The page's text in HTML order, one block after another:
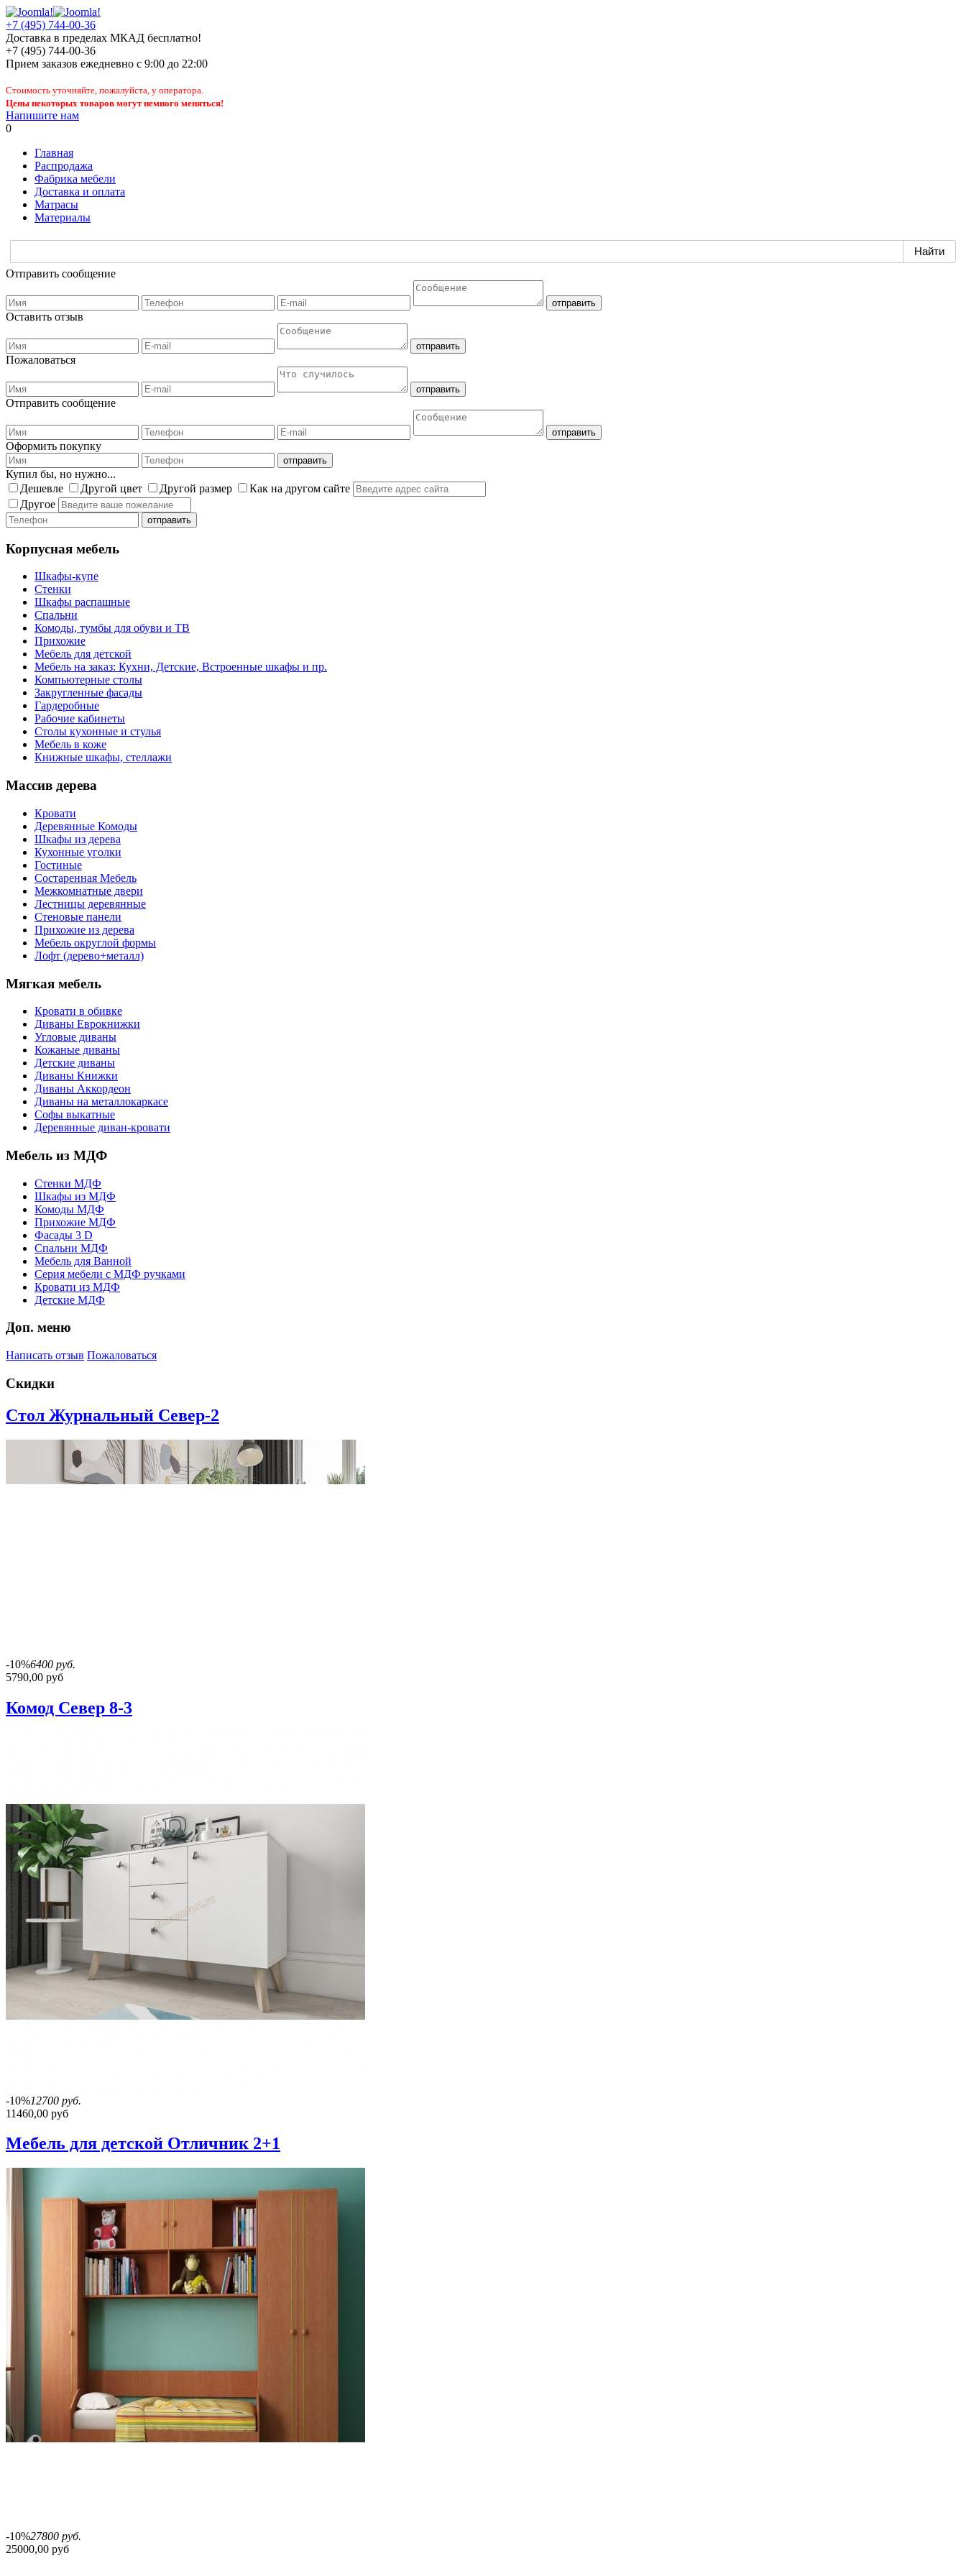
+7 (495) 744-00-36
Доставка в пределах МКАД бесплатно!
+7 (495) 744-00-36
Прием заказов ежедневно с 9:00 до 22:00
Стоимость уточняйте, пожалуйста, у оператора.
Цены некоторых товаров могут немного меняться!
Напишите нам
0
Главная
Распродажа
Фабрика мебели
Доставка и оплата
Матрасы
Материалы
Отправить сообщение
Оставить отзыв
Пожаловаться
Отправить сообщение
Оформить покупку
Купил бы, но нужно...
Дешевле
Другой цвет Другой размер
Как на другом сайте
Другое
Корпусная мебель
Шкафы-купе
Стенки
Шкафы распашные
Спальни
Комоды, тумбы для обуви и ТВ
Прихожие
Мебель для детской
Мебель на заказ: Кухни, Детские, Встроенные шкафы и пр.
Компьютерные столы
Закругленные фасады
Гардеробные
Рабочие кабинеты
Столы кухонные и стулья
Мебель в коже
Книжные шкафы, стеллажи
Массив дерева
Кровати
Деревянные Комоды
Шкафы из дерева
Кухонные уголки
Гостиные
Состаренная Мебель
Межкомнатные двери
Лестницы деревянные
Стеновые панели
Прихожие из дерева
Мебель округлой формы
Лофт (дерево+металл)
Мягкая мебель
Кровати в обивке
Диваны Еврокнижки
Угловые диваны
Кожаные диваны
Детские диваны
Диваны Книжки
Диваны Аккордеон
Диваны на металлокаркасе
Софы выкатные
Деревянные диван-кровати
Мебель из МДФ
Стенки МДФ
Шкафы из МДФ
Комоды МДФ
Прихожие МДФ
Фасады 3 D
Спальни МДФ
Мебель для Ванной
Серия мебели с МДФ ручками
Кровати из МДФ
Детские МДФ
Доп. меню
Написать отзыв Пожаловаться
Скидки
Стол Журнальный Север-2
-10%6400 руб.
5790,00 руб
Комод Север 8-3
-10%12700 руб.
11460,00 руб
Мебель для детской Отличник 2+1
-10%27800 руб.
25000,00 руб